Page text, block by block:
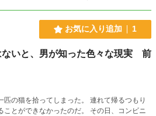
お気に入り追加 1
ないと、男が知った色々な現実 前
の猫を拾ってしまった。 連れて帰るつもり
なかったのだ。 その日、コンビニ